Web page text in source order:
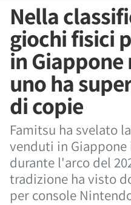
Nella
giochi fisici
in Giappone
uno ha
di copie
Famitsu ha svelato
venduti in
durante l'arco del
tradizione ha visto
per console